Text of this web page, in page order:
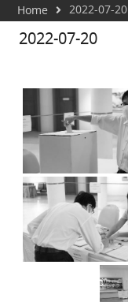
Home 2022-07-20
2022-07-20